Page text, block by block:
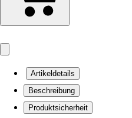
Artikeldetails
Beschreibung
Produktsicherheit